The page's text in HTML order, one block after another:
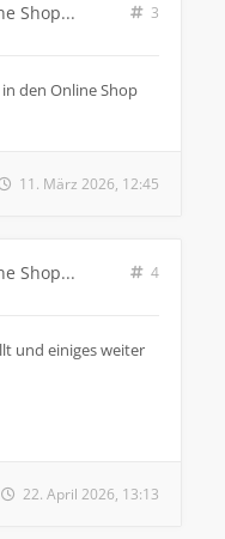
Shop...
3
den Online Shop
11. März 2026, 12:45
Shop...
4
und einiges weiter
22. April 2026, 13:13